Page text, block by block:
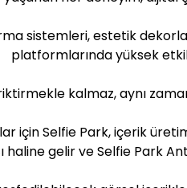
sistemleri, estetik
platformlarında yüksek
kalmaz, aynı
için Selfie Park, içerik
gelir ve Selfie Park